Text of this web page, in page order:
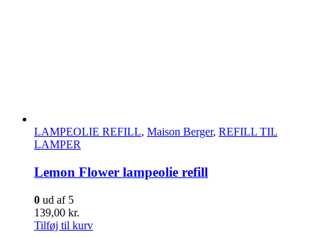
LAMPEOLIE REFILL, Maison Berger, REFILL TIL
LAMPER
Lemon Flower lampeolie refill
0 ud af 5
139,00 kr.
Tilføj til kurv